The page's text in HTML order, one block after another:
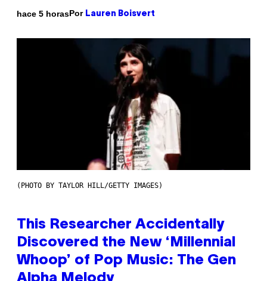
hace 5 horasPor Lauren Boisvert
(PHOTO BY TAYLOR HILL/GETTY IMAGES)
This Researcher Accidentally
Discovered the New ‘Millennial
Whoop’ of Pop Music: The Gen